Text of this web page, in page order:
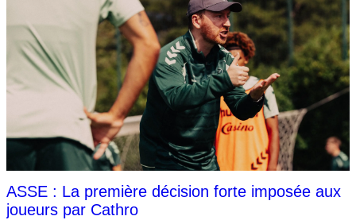
ASSE : La première décision forte imposée aux
joueurs par Cathro